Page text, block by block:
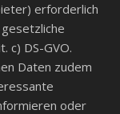
erforderlich
c) DS-GVO.
Daten zudem
oder